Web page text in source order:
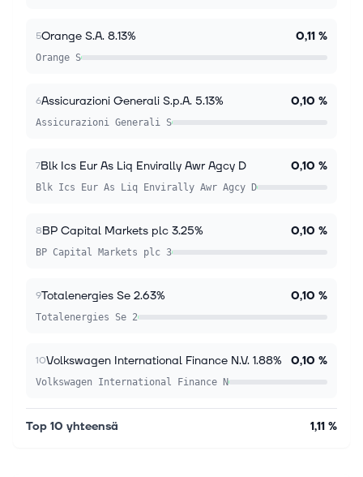
5Orange S.A. 8.13% 0,11 %
Orange S
6Assicurazioni Generali S.p.A. 5.13% 0,10 %
Assicurazioni Generali S
7Blk Ics Eur As Liq Envirally Awr Agcy D 0,10 %
Blk Ics Eur As Liq Envirally Awr Agcy D
8BP Capital Markets plc 3.25% 0,10 %
BP Capital Markets plc 3
9Totalenergies Se 2.63% 0,10 %
Totalenergies Se 2
10Volkswagen International Finance N.V. 1.88% 0,10 %
Volkswagen International Finance N
Top 10 yhteensä 1,11 %